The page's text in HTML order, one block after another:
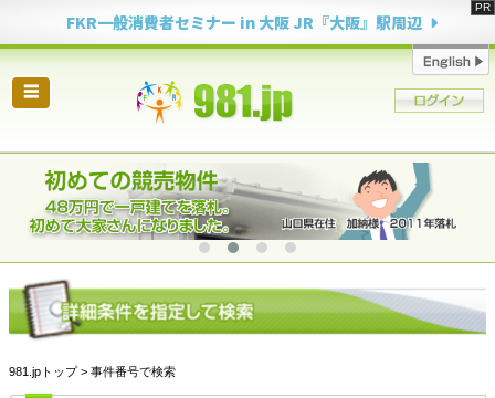
FKR一般消費者セミナー in 大阪 JR『大阪』駅周辺
☰
981.jpトップ> 事件番号で検索